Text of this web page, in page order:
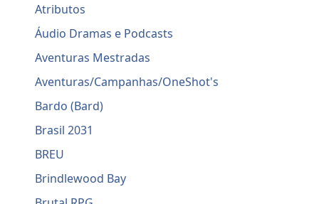
Atributos
Áudio Dramas e Podcasts
Aventuras Mestradas
Aventuras/Campanhas/OneShot's
Bardo (Bard)
Brasil 2031
BREU
Brindlewood Bay